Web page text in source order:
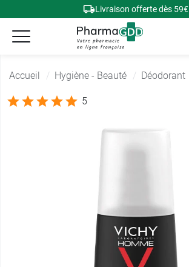
Livraison offerte dès 59€
Accueil Hygiène - Beauté Déodorant
5